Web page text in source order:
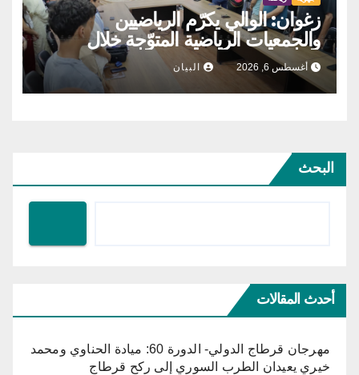
زغوان: الوالي يكرّم الرياضيين
والجمعيات الرياضية المتوّجة خلال
موسم 2025-2026
أغسطس 6, 2026 البيان
البحث
أحدث المقالات
مهرجان قرطاج الدولي- الدورة 60: ميادة الحناوي ومحمد
خيري يعيدان الطرب السوري إلى ركح قرطاج